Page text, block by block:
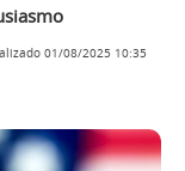
01/08/2025 10:35